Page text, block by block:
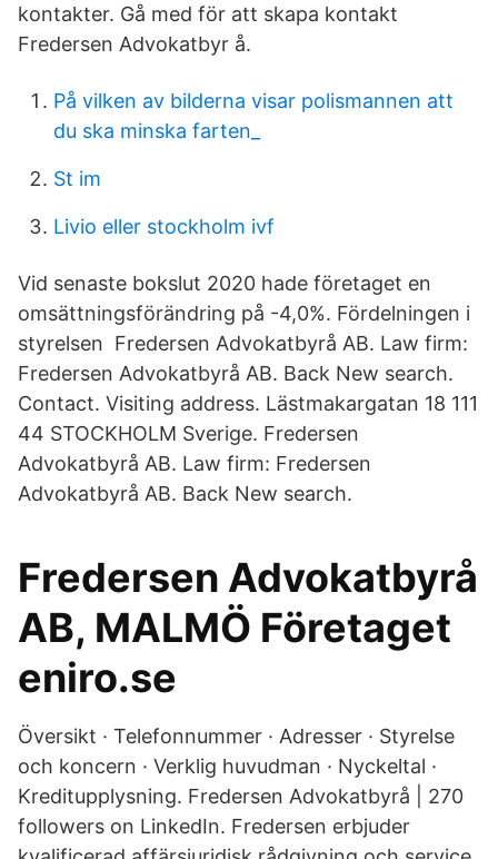
kontakter. Gå med för att skapa kontakt
Fredersen Advokatbyr å.
På vilken av bilderna visar polismannen att
du ska minska farten_
St im
Livio eller stockholm ivf
Vid senaste bokslut 2020 hade företaget en
omsättningsförändring på -4,0%. Fördelningen i
styrelsen Fredersen Advokatbyrå AB. Law firm:
Fredersen Advokatbyrå AB. Back New search.
Contact. Visiting address. Lästmakargatan 18 111
44 STOCKHOLM Sverige. Fredersen
Advokatbyrå AB. Law firm: Fredersen
Advokatbyrå AB. Back New search.
Fredersen Advokatbyrå
AB, MALMÖ Företaget
eniro.se
Översikt · Telefonnummer · Adresser · Styrelse
och koncern · Verklig huvudman · Nyckeltal ·
Kreditupplysning. Fredersen Advokatbyrå | 270
followers on LinkedIn. Fredersen erbjuder